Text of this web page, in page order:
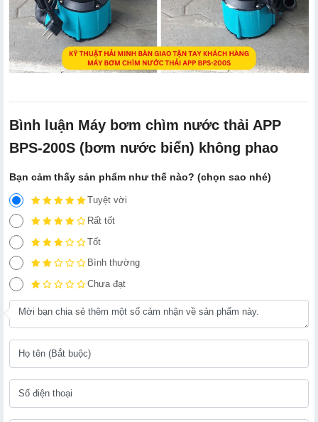
Bình luận Máy bơm chìm nước thải APP
BPS-200S (bơm nước biển) không phao
Bạn cảm thấy sản phẩm như thế nào? (chọn sao nhé)
Tuyệt vời
Rất tốt
Tốt
Bình thường
Chưa đạt